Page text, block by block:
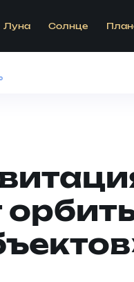
Луна Солнце